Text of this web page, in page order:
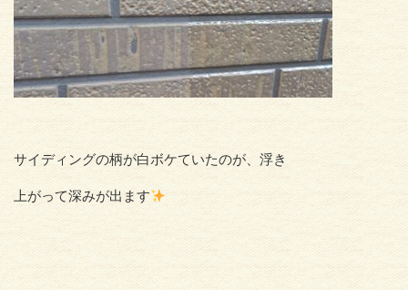
サイディングの柄が白ボケていたのが、浮き
上がって深みが出ます